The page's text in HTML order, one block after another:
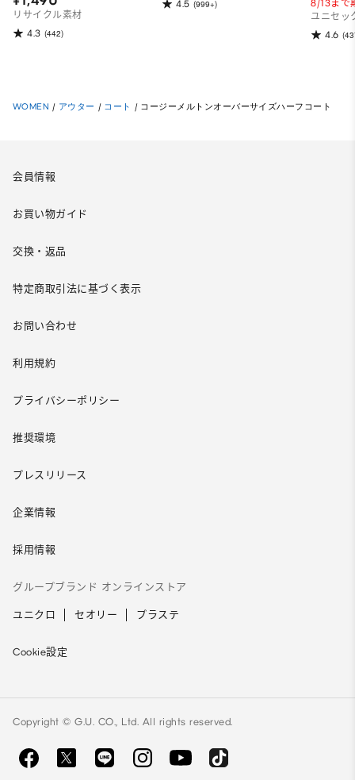
リサイクル素材
4.3 (442)
4.5 (999+)
8/13まで
ユニセッ
4.6
WOMEN / アウター / コート / コージーメルトンオーバーサイズハーフコート
会員情報
お買い物ガイド
交換・返品
特定商取引法に基づく表示
お問い合わせ
利用規約
プライバシーポリシー
推奨環境
プレスリリース
企業情報
採用情報
グループブランド オンラインストア
ユニクロ セオリー プラステ
Cookie設定
Copyright © G.U. CO., Ltd. All rights reserved.